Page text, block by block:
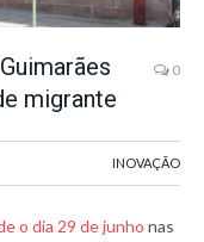
migrante
0
INOVAÇÃO
o dia 29 de junho nas